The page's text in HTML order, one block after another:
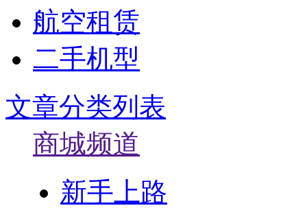
航空租赁
二手机型
文章分类列表
商城频道
新手上路